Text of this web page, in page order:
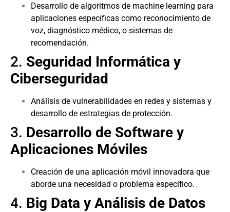
Desarrollo de algoritmos de machine learning para
aplicaciones específicas como reconocimiento de
voz, diagnóstico médico, o sistemas de
recomendación.
2. Seguridad Informática y
Ciberseguridad
Análisis de vulnerabilidades en redes y sistemas y
desarrollo de estrategias de protección.
3. Desarrollo de Software y
Aplicaciones Móviles
Creación de una aplicación móvil innovadora que
aborde una necesidad o problema específico.
4. Big Data y Análisis de Datos